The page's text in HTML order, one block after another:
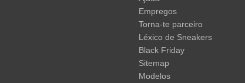
Empregos
Torna-te parceiro
Léxico de Sneakers
Black Friday
Sitemap
Modelos